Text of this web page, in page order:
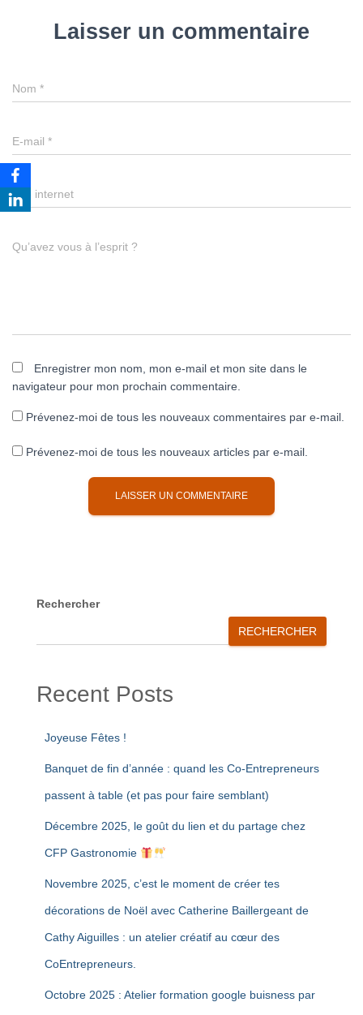
Laisser un commentaire
Nom *
E-mail *
Site internet
Qu’avez vous à l’esprit ?
Enregistrer mon nom, mon e-mail et mon site dans le
navigateur pour mon prochain commentaire.
Prévenez-moi de tous les nouveaux commentaires par e-mail.
Prévenez-moi de tous les nouveaux articles par e-mail.
Rechercher
RECHERCHER
Recent Posts
Joyeuse Fêtes !
Banquet de fin d’année : quand les Co-Entrepreneurs
passent à table (et pas pour faire semblant)
Décembre 2025, le goût du lien et du partage chez
CFP Gastronomie
Novembre 2025, c’est le moment de créer tes
décorations de Noël avec Catherine Baillergeant de
Cathy Aiguilles : un atelier créatif au cœur des
CoEntrepreneurs.
Octobre 2025 : Atelier formation google buisness par